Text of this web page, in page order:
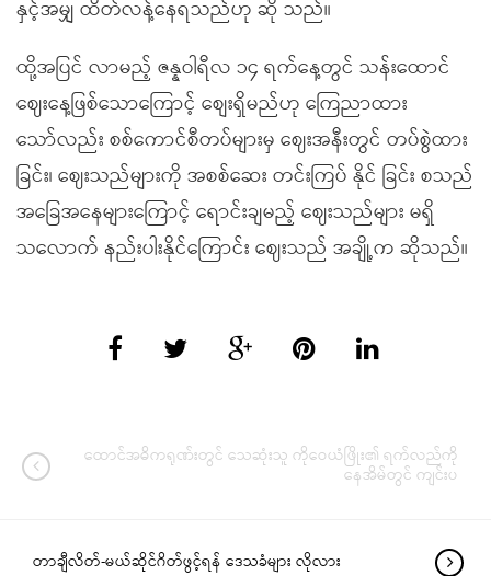
နှင့်အမျှ ထိတ်လန့်နေရသည်ဟု ဆို သည်။
ထို့အပြင် လာမည့် ဇန္နဝါရီလ ၁၄ ရက်နေ့တွင် သန်းထောင်
ဈေးနေ့ဖြစ်သောကြောင့် စျေးရှိမည်ဟု ကြေညာထား
သော်လည်း စစ်ကောင်စီတပ်များမှ ဈေးအနီးတွင် တပ်စွဲထား
ခြင်း၊ ဈေးသည်များကို အစစ်ဆေး တင်းကြပ် နိုင် ခြင်း စသည်
အခြေအနေများကြောင့် ရောင်းချမည့် ဈေးသည်များ မရှိ
သလောက် နည်းပါးနိုင်ကြောင်း ဈေးသည် အချို့က ဆိုသည်။
ထောင်အဓိကရုဏ်းတွင် သေဆုံးသူ ကိုဝေယံဖြိုး၏ ရက်လည်ကို
နေအိမ်တွင် ကျင်းပ
တာချီလိတ်-မယ်ဆိုင်ဂိတ်ဖွင့်ရန် ဒေသခံများ လိုလား